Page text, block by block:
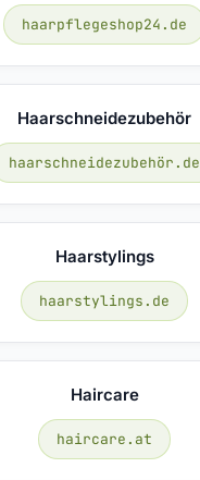
haarpflegeshop24.de
Haarschneidezubehör
haarschneidezubehör.de
Haarstylings
haarstylings.de
Haircare
haircare.at